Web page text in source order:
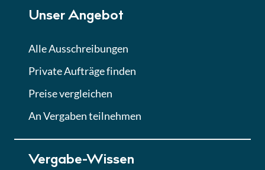
Eignung im Vergabeverfahren
Lektion 6
Abgabe von Angeboten
Lektion
Lektion 7
Finales Quiz
Unser Angebot
Alle Ausschreibungen
Private Aufträge finden
Preise vergleichen
An Vergaben teilnehmen
Vergabe-Wissen